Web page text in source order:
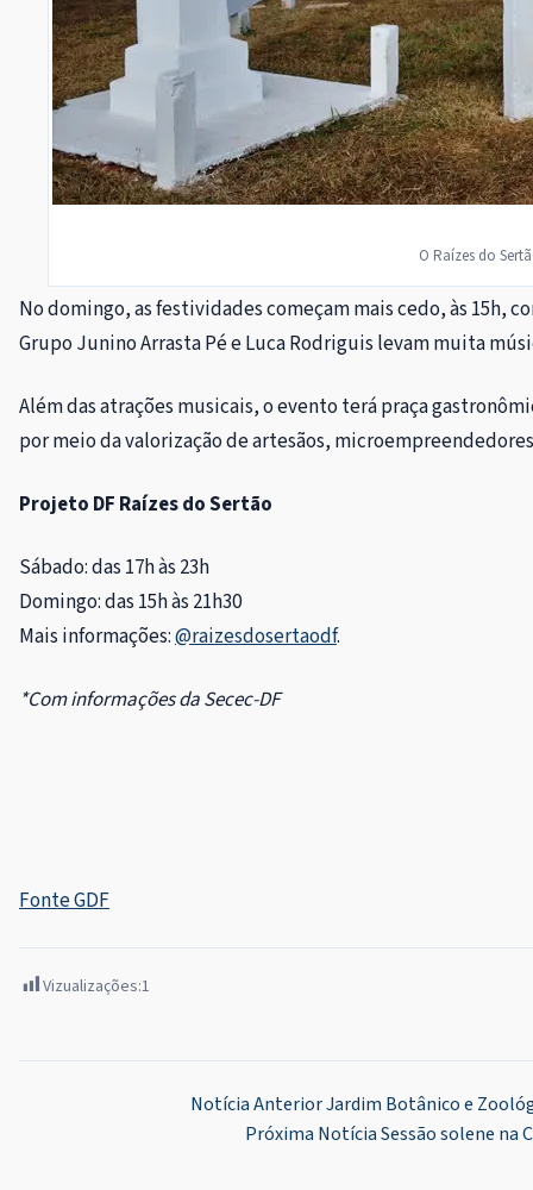
O Raízes do
No domingo, as festividades começam mais cedo, às 15h,
Grupo Junino Arrasta Pé e Luca Rodriguis levam muita
Além das atrações musicais, o evento terá praça
por meio da valorização de artesãos,
Projeto DF Raízes do Sertão
Sábado: das 17h às 23h
Domingo: das 15h às 21h30
Mais informações:@raizesdosertaodf.
*Com informações da Secec-DF
Fonte GDF
Vizualizações:1
Notícia AnteriorJardim Botânico e
Próxima NotíciaSessão solene na